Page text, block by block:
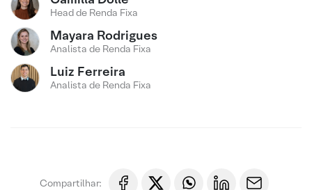
Head de Renda Fixa
Mayara Rodrigues
Analista de Renda Fixa
Luiz Ferreira
Analista de Renda Fixa
Compartilhar: